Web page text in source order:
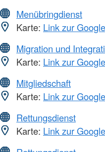
Menübringdienst
Karte: Link zur
Migration und
Karte: Link zur
Mitgliedschaft
Karte: Link zur
Rettungsdienst
Karte: Link zur